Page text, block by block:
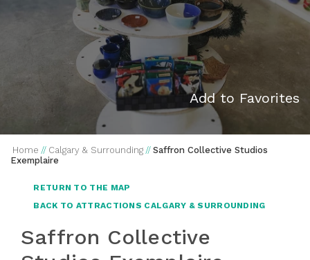
Add to Favorites
Home // Calgary & Surrounding // Saffron Collective Studios
Exemplaire
RETURN TO THE MAP
BACK TO ATTRACTIONS CALGARY & SURROUNDING
Saffron Collective